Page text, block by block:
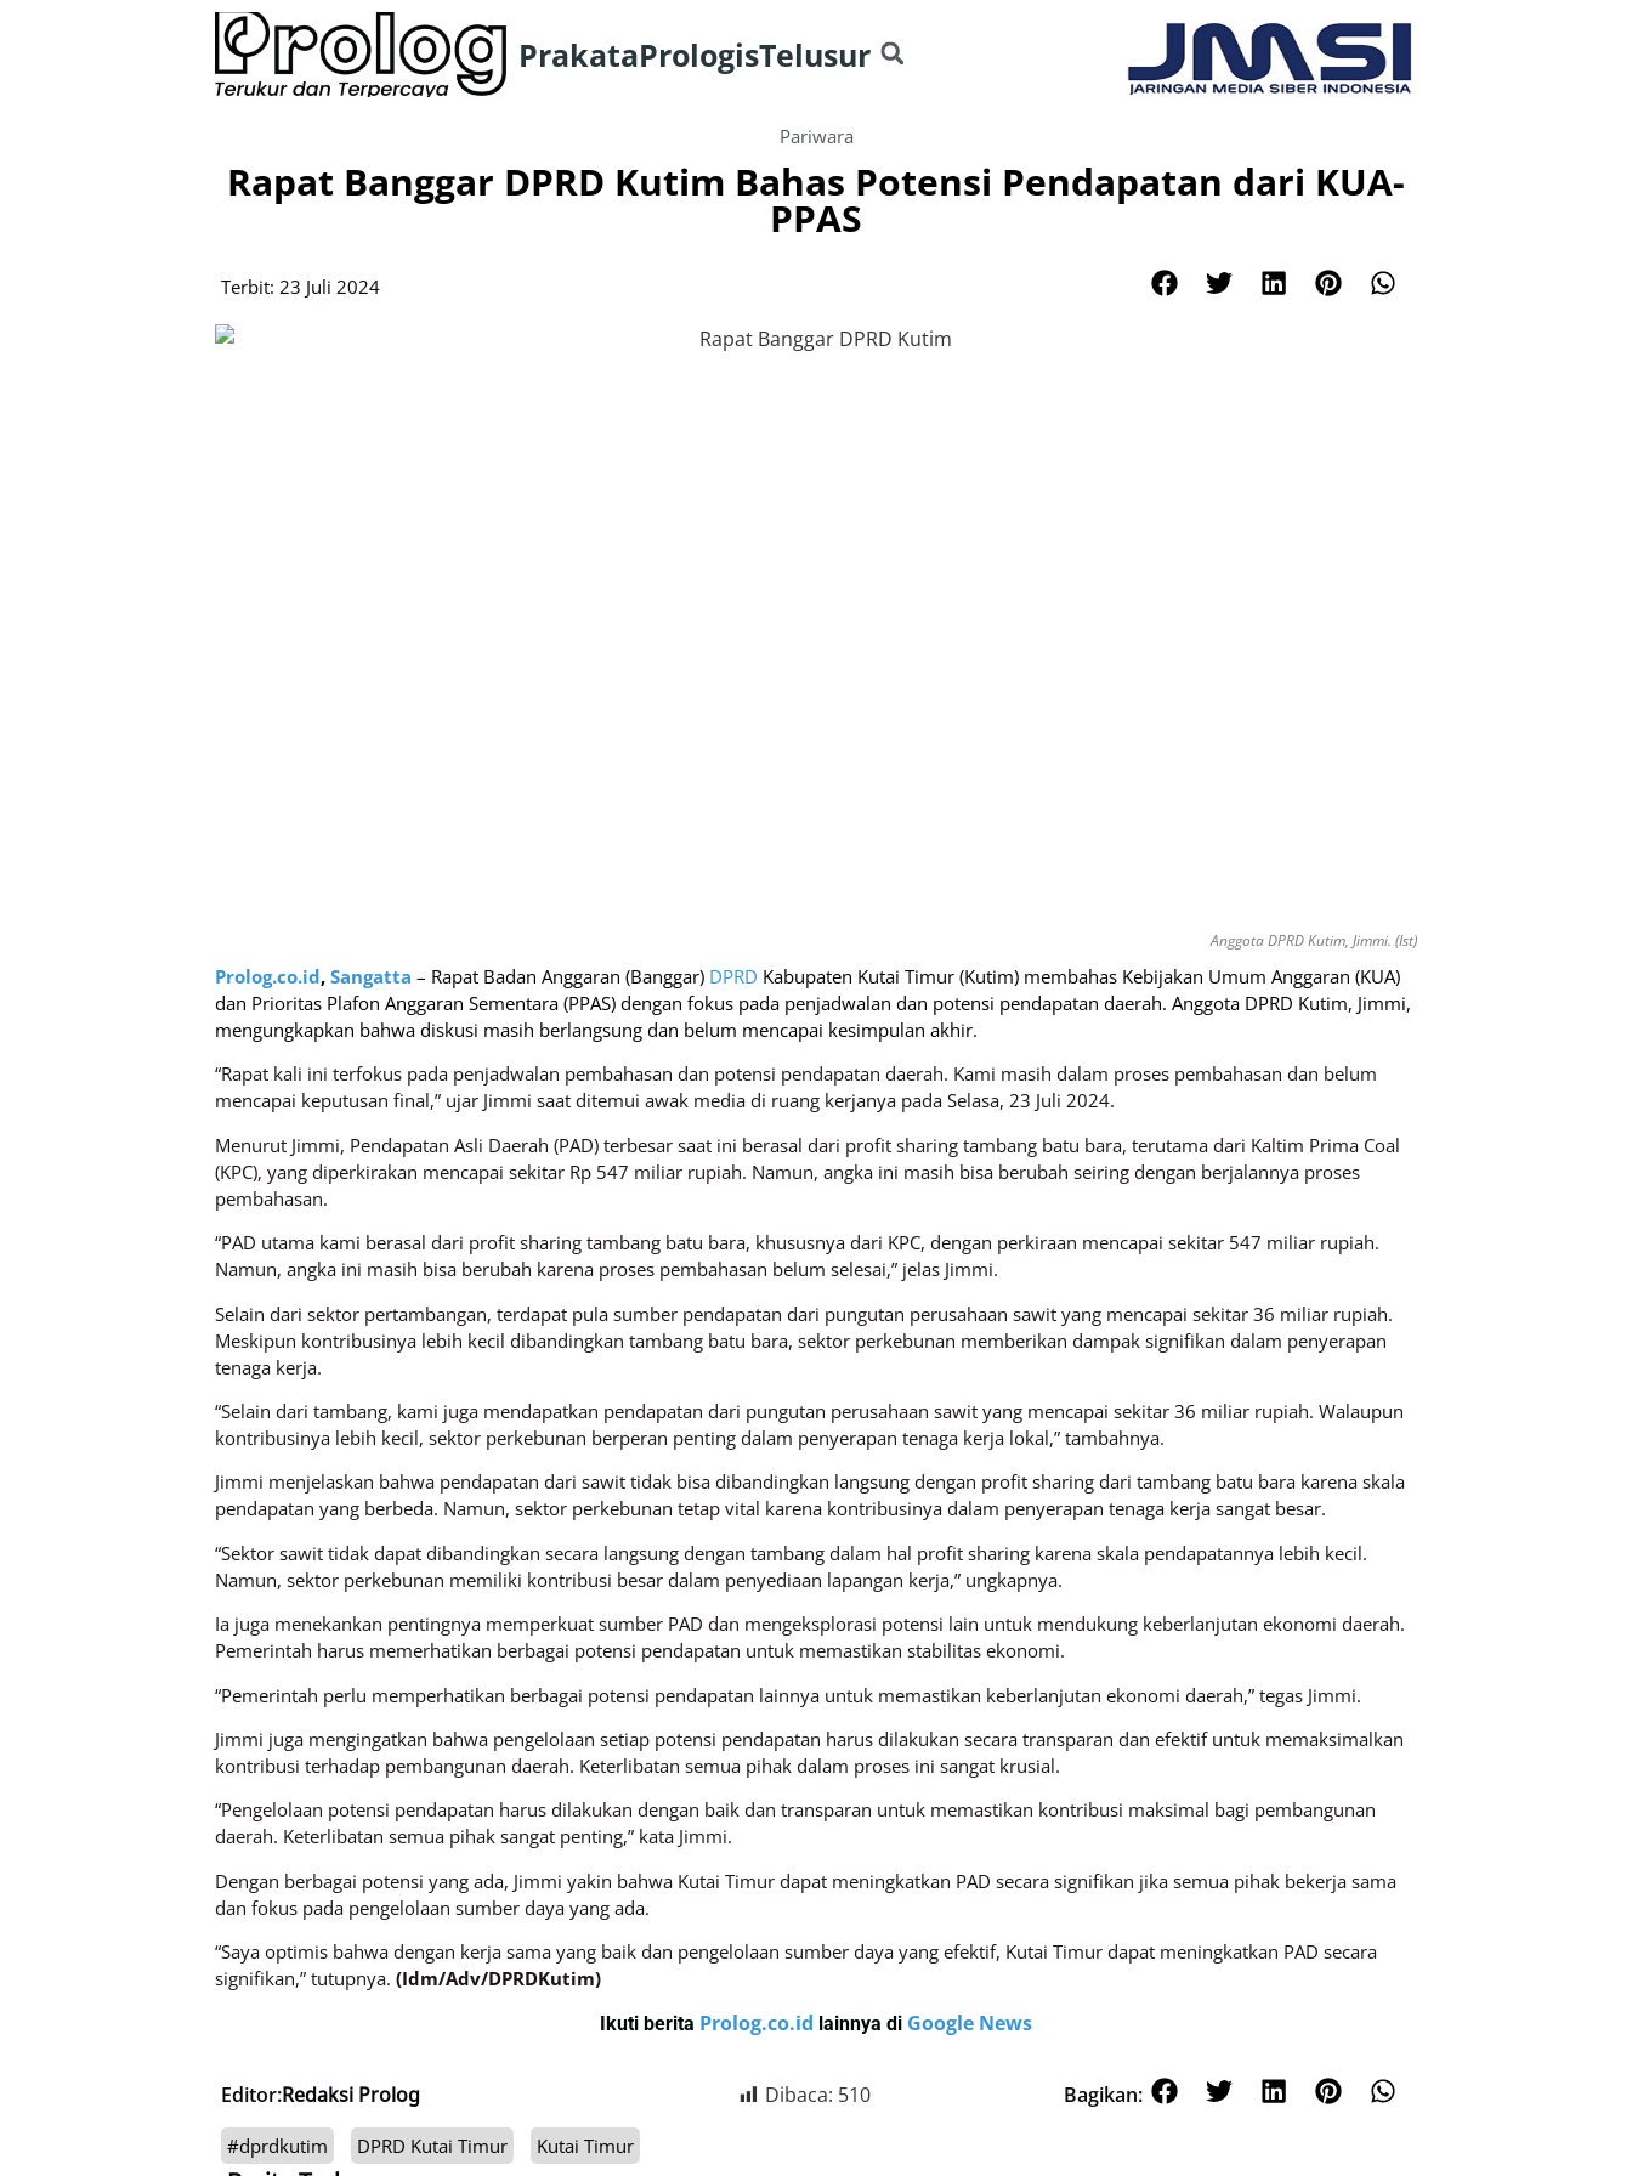
PrakataPrologisTelusur
Pariwara
Rapat Banggar DPRD Kutim Bahas Potensi Pendapatan dari KUA-
PPAS
Terbit: 23 Juli 2024
Anggota DPRD Kutim, Jimmi. (Ist)
Prolog.co.id, Sangatta – Rapat Badan Anggaran (Banggar) DPRD Kabupaten Kutai Timur (Kutim) membahas Kebijakan Umum Anggaran (KUA)
dan Prioritas Plafon Anggaran Sementara (PPAS) dengan fokus pada penjadwalan dan potensi pendapatan daerah. Anggota DPRD Kutim, Jimmi,
mengungkapkan bahwa diskusi masih berlangsung dan belum mencapai kesimpulan akhir.
“Rapat kali ini terfokus pada penjadwalan pembahasan dan potensi pendapatan daerah. Kami masih dalam proses pembahasan dan belum
mencapai keputusan final,” ujar Jimmi saat ditemui awak media di ruang kerjanya pada Selasa, 23 Juli 2024.
Menurut Jimmi, Pendapatan Asli Daerah (PAD) terbesar saat ini berasal dari profit sharing tambang batu bara, terutama dari Kaltim Prima Coal
(KPC), yang diperkirakan mencapai sekitar Rp 547 miliar rupiah. Namun, angka ini masih bisa berubah seiring dengan berjalannya proses
pembahasan.
“PAD utama kami berasal dari profit sharing tambang batu bara, khususnya dari KPC, dengan perkiraan mencapai sekitar 547 miliar rupiah.
Namun, angka ini masih bisa berubah karena proses pembahasan belum selesai,” jelas Jimmi.
Selain dari sektor pertambangan, terdapat pula sumber pendapatan dari pungutan perusahaan sawit yang mencapai sekitar 36 miliar rupiah.
Meskipun kontribusinya lebih kecil dibandingkan tambang batu bara, sektor perkebunan memberikan dampak signifikan dalam penyerapan
tenaga kerja.
“Selain dari tambang, kami juga mendapatkan pendapatan dari pungutan perusahaan sawit yang mencapai sekitar 36 miliar rupiah. Walaupun
kontribusinya lebih kecil, sektor perkebunan berperan penting dalam penyerapan tenaga kerja lokal,” tambahnya.
Jimmi menjelaskan bahwa pendapatan dari sawit tidak bisa dibandingkan langsung dengan profit sharing dari tambang batu bara karena skala
pendapatan yang berbeda. Namun, sektor perkebunan tetap vital karena kontribusinya dalam penyerapan tenaga kerja sangat besar.
“Sektor sawit tidak dapat dibandingkan secara langsung dengan tambang dalam hal profit sharing karena skala pendapatannya lebih kecil.
Namun, sektor perkebunan memiliki kontribusi besar dalam penyediaan lapangan kerja,” ungkapnya.
Ia juga menekankan pentingnya memperkuat sumber PAD dan mengeksplorasi potensi lain untuk mendukung keberlanjutan ekonomi daerah.
Pemerintah harus memerhatikan berbagai potensi pendapatan untuk memastikan stabilitas ekonomi.
“Pemerintah perlu memperhatikan berbagai potensi pendapatan lainnya untuk memastikan keberlanjutan ekonomi daerah,” tegas Jimmi.
Jimmi juga mengingatkan bahwa pengelolaan setiap potensi pendapatan harus dilakukan secara transparan dan efektif untuk memaksimalkan
kontribusi terhadap pembangunan daerah. Keterlibatan semua pihak dalam proses ini sangat krusial.
“Pengelolaan potensi pendapatan harus dilakukan dengan baik dan transparan untuk memastikan kontribusi maksimal bagi pembangunan
daerah. Keterlibatan semua pihak sangat penting,” kata Jimmi.
Dengan berbagai potensi yang ada, Jimmi yakin bahwa Kutai Timur dapat meningkatkan PAD secara signifikan jika semua pihak bekerja sama
dan fokus pada pengelolaan sumber daya yang ada.
“Saya optimis bahwa dengan kerja sama yang baik dan pengelolaan sumber daya yang efektif, Kutai Timur dapat meningkatkan PAD secara
signifikan,” tutupnya. (Idm/Adv/DPRDKutim)
Ikuti berita Prolog.co.id lainnya di Google News
Editor:Redaksi Prolog Dibaca: 510 Bagikan:
#dprdkutim DPRD Kutai Timur Kutai Timur